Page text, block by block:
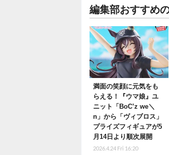
編集部おすすめ
満面の笑顔に元気をも
らえる！『ウマ娘』ユ
ニット「BoC’z we＼
n」から「ヴィブロス」
プライズフィギュアが5
月14日より順次展開
2026.4.24 Fri 16:20